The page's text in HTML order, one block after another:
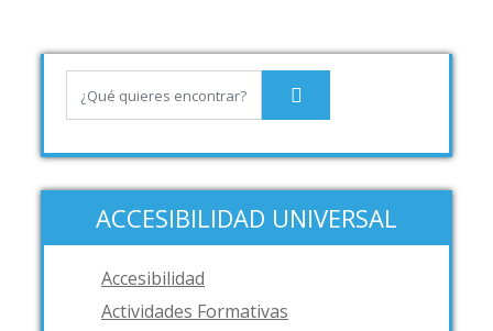
ACCESIBILIDAD UNIVERSAL
Accesibilidad
Actividades Formativas